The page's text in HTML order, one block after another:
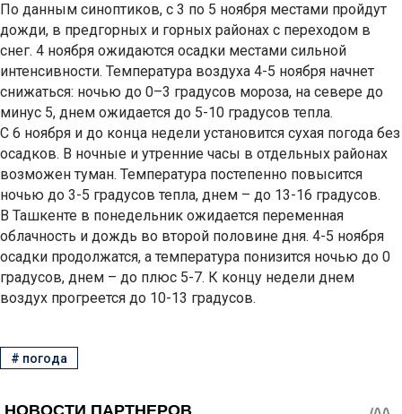
По данным синоптиков, с 3 по 5 ноября местами пройдут
дожди, в предгорных и горных районах с переходом в
снег. 4 ноября ожидаются осадки местами сильной
интенсивности. Температура воздуха 4-5 ноября начнет
снижаться: ночью до 0–3 градусов мороза, на севере до
минус 5, днем ожидается до 5-10 градусов тепла.
С 6 ноября и до конца недели установится сухая погода без
осадков. В ночные и утренние часы в отдельных районах
возможен туман. Температура постепенно повысится
ночью до 3-5 градусов тепла, днем – до 13-16 градусов.
В Ташкенте в понедельник ожидается переменная
облачность и дождь во второй половине дня. 4-5 ноября
осадки продолжатся, а температура понизится ночью до 0
градусов, днем – до плюс 5-7. К концу недели днем
воздух прогреется до 10-13 градусов.
# погода